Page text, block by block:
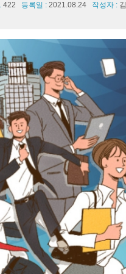
422 등록일 : 2021.08.24 작성자 :